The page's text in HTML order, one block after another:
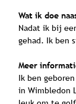
Wat ik doe
Nadat ik bij
gehad. Ik ben
Meer
Ik ben
in Wimbledon